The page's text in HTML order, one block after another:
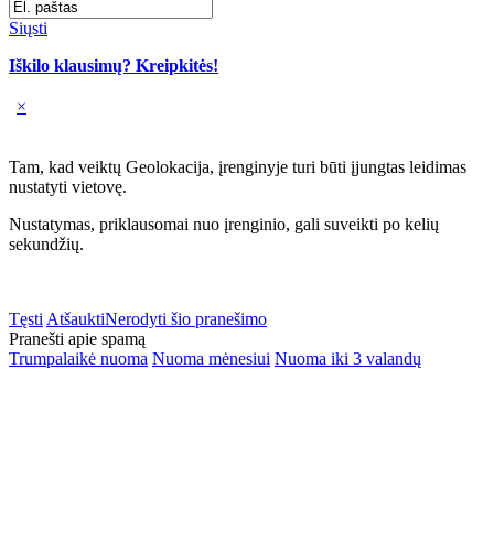
Siųsti
Iškilo klausimų? Kreipkitės!
×
Tam, kad veiktų Geolokacija, įrenginyje turi būti įjungtas leidimas
nustatyti vietovę.
Nustatymas, priklausomai nuo įrenginio, gali suveikti po kelių
sekundžių.
Tęsti AtšauktiNerodyti šio pranešimo
Pranešti apie spamą
Trumpalaikė nuoma Nuoma mėnesiui Nuoma iki 3 valandų